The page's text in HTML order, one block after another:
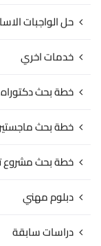
حل الواجبات
خدمات اخري
خطة بحث
خطة بحث
خطة بحث مشروع
دبلوم مهني
دراسات سابقة